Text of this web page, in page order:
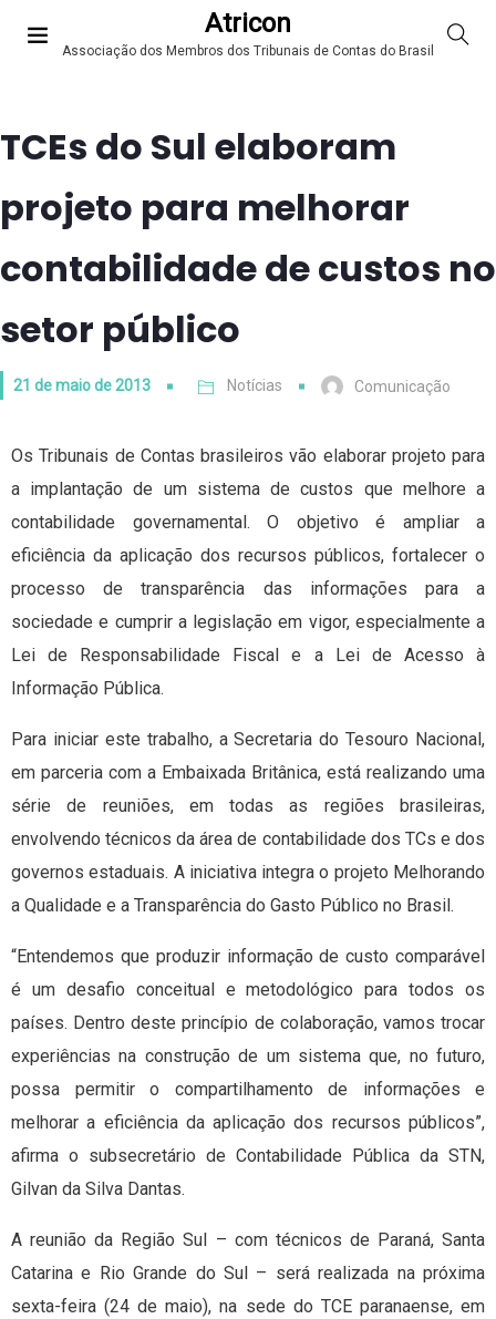
Atricon
Associação dos Membros dos Tribunais de Contas do Brasil
TCEs do Sul elaboram
projeto para melhorar
contabilidade de custos no
setor público
21 de maio de 2013 Notícias Comunicação
Os Tribunais de Contas brasileiros vão elaborar projeto para
a implantação de um sistema de custos que melhore a
contabilidade governamental. O objetivo é ampliar a
eficiência da aplicação dos recursos públicos, fortalecer o
processo de transparência das informações para a
sociedade e cumprir a legislação em vigor, especialmente a
Lei de Responsabilidade Fiscal e a Lei de Acesso à
Informação Pública.
Para iniciar este trabalho, a Secretaria do Tesouro Nacional,
em parceria com a Embaixada Britânica, está realizando uma
série de reuniões, em todas as regiões brasileiras,
envolvendo técnicos da área de contabilidade dos TCs e dos
governos estaduais. A iniciativa integra o projeto Melhorando
a Qualidade e a Transparência do Gasto Público no Brasil.
“Entendemos que produzir informação de custo comparável
é um desafio conceitual e metodológico para todos os
países. Dentro deste princípio de colaboração, vamos trocar
experiências na construção de um sistema que, no futuro,
possa permitir o compartilhamento de informações e
melhorar a eficiência da aplicação dos recursos públicos”,
afirma o subsecretário de Contabilidade Pública da STN,
Gilvan da Silva Dantas.
A reunião da Região Sul – com técnicos de Paraná, Santa
Catarina e Rio Grande do Sul – será realizada na próxima
sexta-feira (24 de maio), na sede do TCE paranaense, em